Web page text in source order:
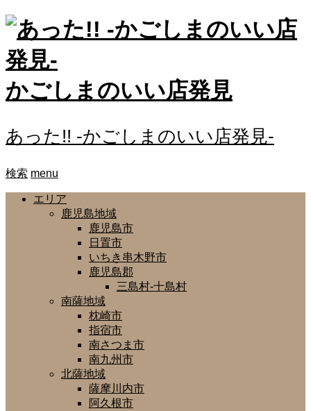
かごしまのいい店発見
あった!! -かごしまのいい店発見-
検索 menu
エリア
鹿児島地域
鹿児島市
日置市
いちき串木野市
鹿児島郡
三島村-十島村
南薩地域
枕崎市
指宿市
南さつま市
南九州市
北薩地域
薩摩川内市
阿久根市